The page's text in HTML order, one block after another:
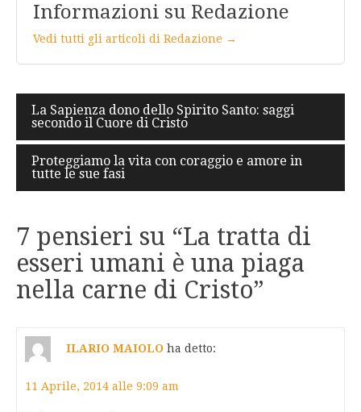
Informazioni su Redazione
Vedi tutti gli articoli di Redazione →
Navigazione
articoli
La Sapienza dono dello Spirito Santo: saggi
secondo il Cuore di Cristo
Proteggiamo la vita con coraggio e amore in
tutte le sue fasi
7 pensieri su “La tratta di
esseri umani è una piaga
nella carne di Cristo”
ILARIO MAIOLO ha detto:
11 Aprile, 2014 alle 9:09 am